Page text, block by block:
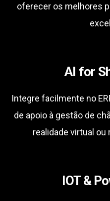
oferecer os melhores
AI for
Integre facilmente no
de apoio à gestão de
realidade virtual ou
IOT &